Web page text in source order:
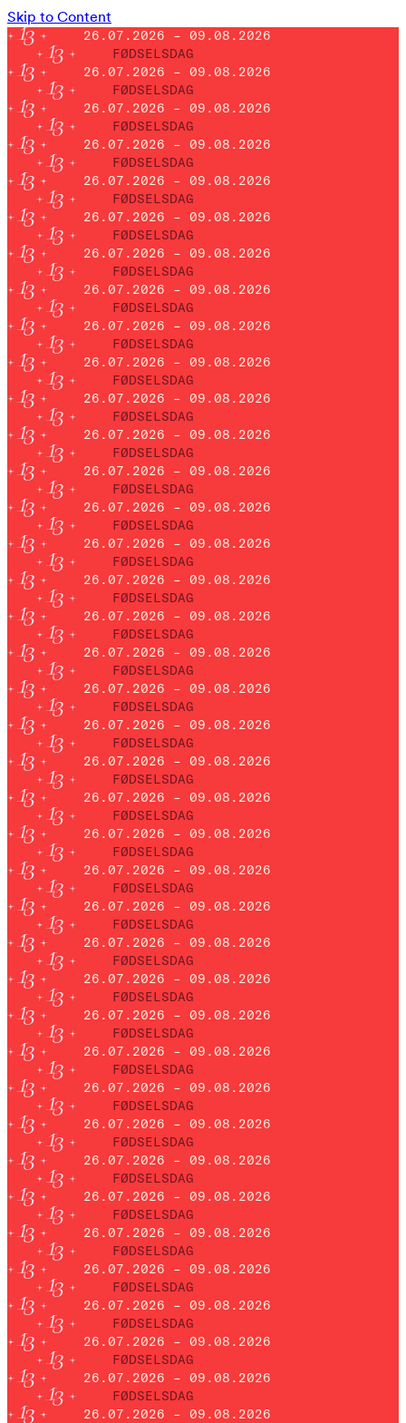
Skip to Content
26.07.2026 – 09.08.2026
FØDSELSDAG
26.07.2026 – 09.08.2026
FØDSELSDAG
26.07.2026 – 09.08.2026
FØDSELSDAG
26.07.2026 – 09.08.2026
FØDSELSDAG
26.07.2026 – 09.08.2026
FØDSELSDAG
26.07.2026 – 09.08.2026
FØDSELSDAG
26.07.2026 – 09.08.2026
FØDSELSDAG
26.07.2026 – 09.08.2026
FØDSELSDAG
26.07.2026 – 09.08.2026
FØDSELSDAG
26.07.2026 – 09.08.2026
FØDSELSDAG
26.07.2026 – 09.08.2026
FØDSELSDAG
26.07.2026 – 09.08.2026
FØDSELSDAG
26.07.2026 – 09.08.2026
FØDSELSDAG
26.07.2026 – 09.08.2026
FØDSELSDAG
26.07.2026 – 09.08.2026
FØDSELSDAG
26.07.2026 – 09.08.2026
FØDSELSDAG
26.07.2026 – 09.08.2026
FØDSELSDAG
26.07.2026 – 09.08.2026
FØDSELSDAG
26.07.2026 – 09.08.2026
FØDSELSDAG
26.07.2026 – 09.08.2026
FØDSELSDAG
26.07.2026 – 09.08.2026
FØDSELSDAG
26.07.2026 – 09.08.2026
FØDSELSDAG
26.07.2026 – 09.08.2026
FØDSELSDAG
26.07.2026 – 09.08.2026
FØDSELSDAG
26.07.2026 – 09.08.2026
FØDSELSDAG
26.07.2026 – 09.08.2026
FØDSELSDAG
26.07.2026 – 09.08.2026
FØDSELSDAG
26.07.2026 – 09.08.2026
FØDSELSDAG
26.07.2026 – 09.08.2026
FØDSELSDAG
26.07.2026 – 09.08.2026
FØDSELSDAG
26.07.2026 – 09.08.2026
FØDSELSDAG
26.07.2026 – 09.08.2026
FØDSELSDAG
26.07.2026 – 09.08.2026
FØDSELSDAG
26.07.2026 – 09.08.2026
FØDSELSDAG
26.07.2026 – 09.08.2026
FØDSELSDAG
26.07.2026 – 09.08.2026
FØDSELSDAG
26.07.2026 – 09.08.2026
FØDSELSDAG
26.07.2026 – 09.08.2026
FØDSELSDAG
26.07.2026 – 09.08.2026